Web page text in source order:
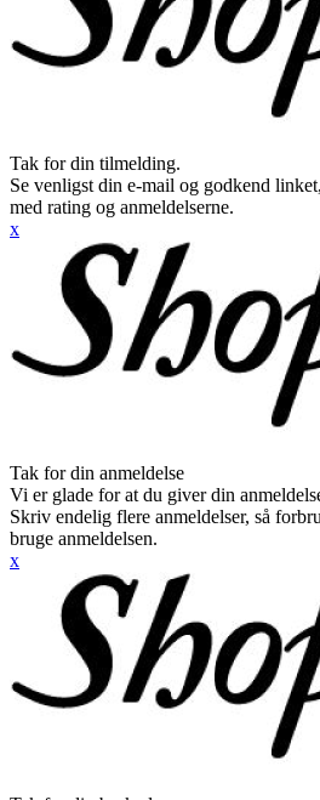
Tak for din tilmelding.
Se venligst din e-mail og godkend
med rating og anmeldelserne.
x
Tak for din anmeldelse
Vi er glade for at du giver din
Skriv endelig flere anmeldelser, så
bruge anmeldelsen.
x